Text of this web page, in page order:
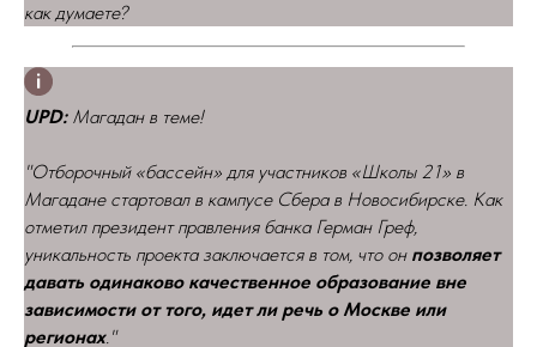
как думаете?
UPD:Магадан в теме!
"Отборочный «бассейн» для участников «Школы 21» в
Магадане стартовал в кампусе Сбера в Новосибирске. Как
отметил президент правления банка Герман Греф,
уникальность проекта заключается в том, что он позволяет
давать одинаково качественное образование вне
зависимости от того, идет ли речь о Москве или
регионах."